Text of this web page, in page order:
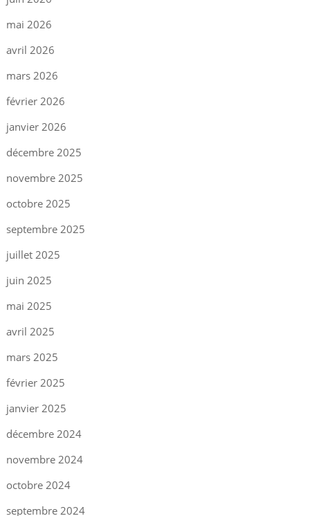
mai 2026
avril 2026
mars 2026
février 2026
janvier 2026
décembre 2025
novembre 2025
octobre 2025
septembre 2025
juillet 2025
juin 2025
mai 2025
avril 2025
mars 2025
février 2025
janvier 2025
décembre 2024
novembre 2024
octobre 2024
septembre 2024